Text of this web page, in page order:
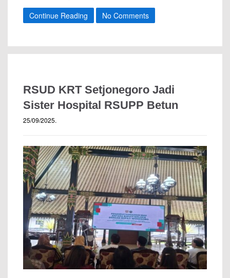
Continue Reading No Comments
RSUD KRT Setjonegoro Jadi
Sister Hospital RSUPP Betun
25/09/2025.